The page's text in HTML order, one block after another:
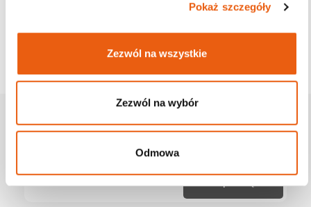
Pokaż szczegóły
Zezwól na wszystkie
Zezwól na wybór
Odmowa
Zapisz Się Na Newsletter